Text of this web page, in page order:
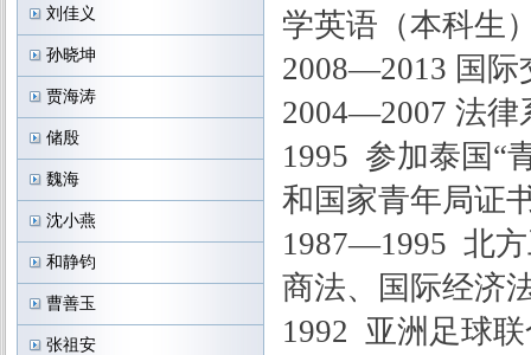
刘佳义
孙晓坤
贾海涛
储殷
魏海
沈小燕
和静钧
曹善玉
张祖安
学英语（本科生
2008—2013 国际
2004—2007 法律
1995 参加泰国“
和国家青年局证
1987—1995 北
商法、国际经济
1992 亚洲足球